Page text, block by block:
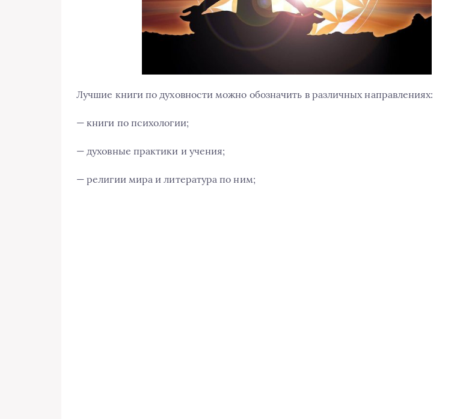
Лучшие книги по духовности можно обозначить в различных направлениях:
— книги по психологии;
— духовные практики и учения;
— религии мира и литература по ним;